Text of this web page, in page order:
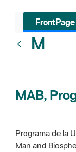
FrontPage
M
MAB,
Programa de la
Man and